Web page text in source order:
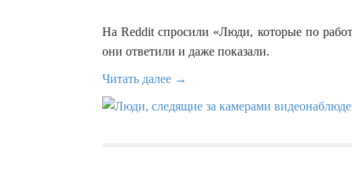
На Reddit спросили «Люди, которые по
они ответили и даже показали.
Читать далее →